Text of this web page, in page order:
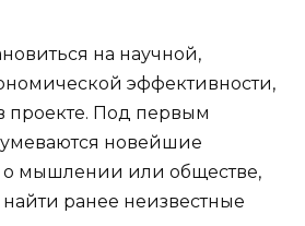
на научной,
эффективности,
проекте. Под первым
новейшие
о мышлении или обществе,
ранее неизвестные